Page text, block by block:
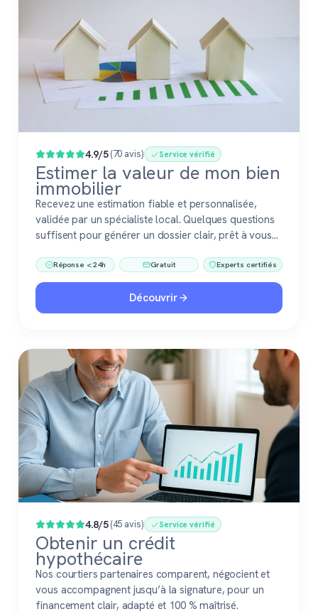
4.9/5(70 avis) Service vérifié
Estimer la valeur de mon bien
immobilier
Recevez une estimation fiable et personnalisée,
validée par un spécialiste local. Quelques questions
suffisent pour générer un dossier clair, prêt à vous
immobilier. Gratuit, sans engagement, 100 %
confiance.
Réponse < 24h Gratuit Experts certifiés
Découvrir
4.8/5(45 avis) Service vérifié
Obtenir un crédit
hypothécaire
Nos courtiers partenaires comparent, négocient et
vous accompagnent jusqu’à la signature, pour un
financement clair, adapté et 100 % maîtrisé.